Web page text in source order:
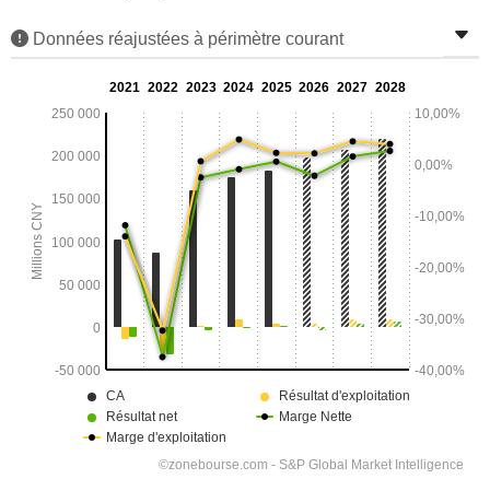
Données réajustées à périmètre courant